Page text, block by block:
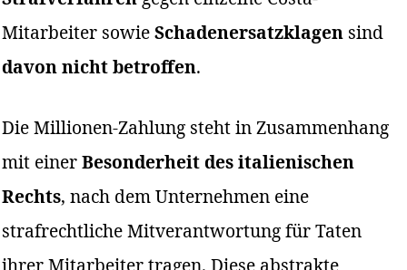
Mitarbeiter sowieSchadenersatzklagen sind
davon nicht betroffen.
Die Millionen-Zahlung steht in Zusammenhang
mit einerBesonderheit des italienischen
Rechts, nach dem Unternehmen eine
strafrechtliche Mitverantwortung für Taten
ihrer Mitarbeiter tragen. Diese abstrakte